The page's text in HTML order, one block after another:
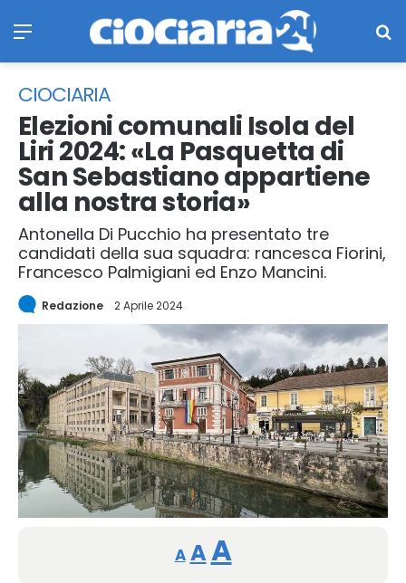
CIOCIARIA
Elezioni comunali Isola del
Liri 2024: «La Pasquetta di
San Sebastiano appartiene
alla nostra storia»
Antonella Di Pucchio ha presentato tre
candidati della sua squadra: rancesca Fiorini,
Francesco Palmigiani ed Enzo Mancini.
Redazione 2 Aprile 2024
A
Reducir
tamaño
A Restablecer
AAumentar